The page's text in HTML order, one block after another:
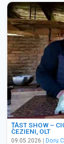
ȚĂST SHOW –
CEZIENI, OLT
09.05.2026 Doru